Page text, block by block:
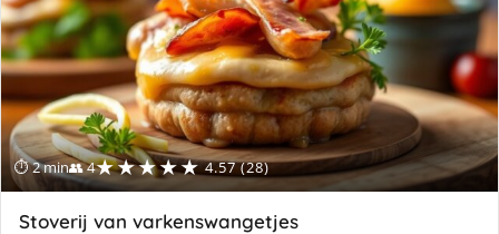
⏱ 2 min👥 4★★★★★ 4.57 (28)
Stoverij van varkenswangetjes